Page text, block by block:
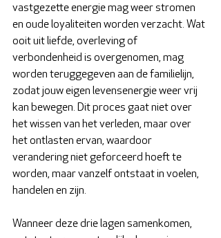
vastgezette energie mag weer stromen
en oude loyaliteiten worden verzacht. Wat
ooit uit liefde, overleving of
verbondenheid is overgenomen, mag
worden teruggegeven aan de familielijn,
zodat jouw eigen levensenergie weer vrij
kan bewegen. Dit proces gaat niet over
het wissen van het verleden, maar over
het ontlasten ervan, waardoor
verandering niet geforceerd hoeft te
worden, maar vanzelf ontstaat in voelen,
handelen en zijn.
Wanneer deze drie lagen samenkomen,